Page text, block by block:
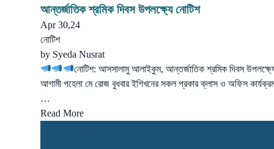
আন্তর্জাতিক শ্রমিক দিবস উপলক্ষ্যে নোটিশ
Apr 30,24
নোটিশ
by Syeda Nusrat
নোটিশ: আসসালামু আলাইকুম, আন্তর্জাতিক শ্রমিক দিবস
আগামী পহেলা মে রোজ বুধবার ইশিখনের সকল প্রকার ক্লাস ও অফিস
…
Read More